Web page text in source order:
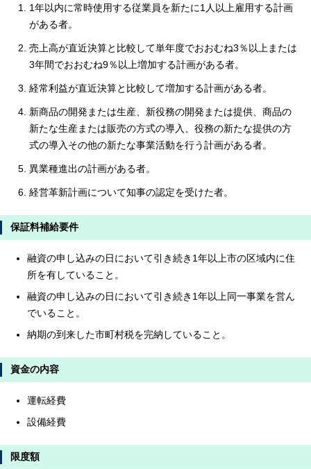
1年以内に常時使用する従業員を新たに1人以上雇用する計画
がある者。
売上高が直近決算と比較して単年度でおおむね3％以上または
3年間でおおむね9％以上増加する計画がある者。
経常利益が直近決算と比較して増加する計画がある者。
新商品の開発または生産、新役務の開発または提供、商品の
新たな生産または販売の方式の導入、役務の新たな提供の方
式の導入その他の新たな事業活動を行う計画がある者。
異業種進出の計画がある者。
経営革新計画について知事の認定を受けた者。
保証料補給要件
融資の申し込みの日において引き続き1年以上市の区域内に住
所を有していること。
融資の申し込みの日において引き続き1年以上同一事業を営ん
でいること。
納期の到来した市町村税を完納していること。
資金の内容
運転経費
設備経費
限度額